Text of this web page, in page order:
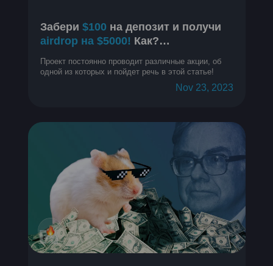
Забери $100 на депозит и получи
airdrop на $5000! Как?
Разбираемся
Проект постоянно проводит различные акции, об
одной из которых и пойдет речь в этой статье!
Nov 23, 2023